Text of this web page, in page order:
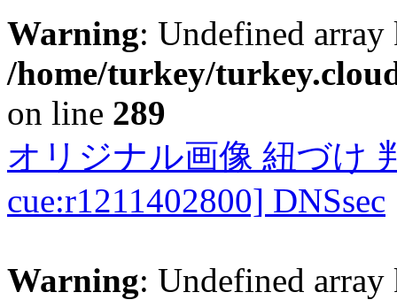
Warning: Undefined
/home/turkey/
on line 289
オリジナル画像 紐づけ
cue:r1211402800] DNSsec
Warning: Undefined